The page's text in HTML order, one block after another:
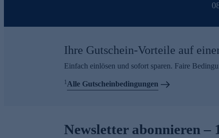
Ihre Gutschein-Vorteile auf
Einfach einlösen und sofort sparen. Faire
1Alle Gutscheinbedingungen
Newsletter abonnieren –